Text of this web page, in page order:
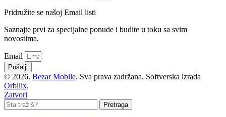
Pridružite se našoj Email listi
Saznajte prvi za specijalne ponude i budite u toku sa svim
novostima.
Email
Pošalji
© 2026. Bezar Mobile. Sva prava zadržana. Softverska izrada
Orbilix.
Zatvori
Pretraga